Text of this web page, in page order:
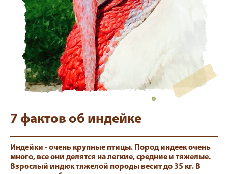
7 фактов об индейке
Индейки - очень крупные птицы. Пород индеек очень
много, все они делятся на легкие, средние и тяжелые.
Взрослый индюк тяжелой породы весит до 35 кг. В